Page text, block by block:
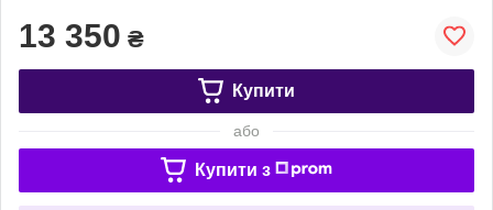
13 350 ₴
Купити
або
Купити з